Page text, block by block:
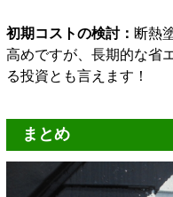
初期コストの検討： 断熱
高めですが、長期的な省
る投資とも言えます！
まとめ